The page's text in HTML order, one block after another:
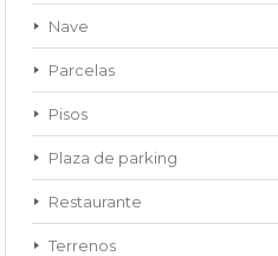
Nave
Parcelas
Pisos
Plaza de parking
Restaurante
Terrenos